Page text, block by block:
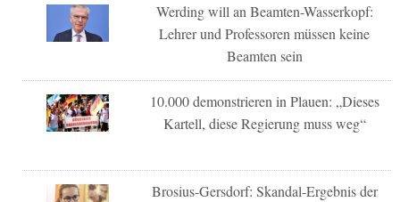
Werding will an Beamten-Wasserkopf:
Lehrer und Professoren müssen keine
Beamten sein
10.000 demonstrieren in Plauen: „Dieses
Kartell, diese Regierung muss weg“
Brosius-Gersdorf: Skandal-Ergebnis der